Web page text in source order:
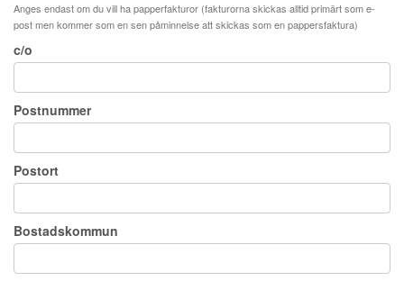
Anges endast om du vill ha papperfakturor (fakturorna skickas alltid primärt som e-
post men kommer som en sen påminnelse att skickas som en pappersfaktura)
c/o
Postnummer
Postort
Bostadskommun